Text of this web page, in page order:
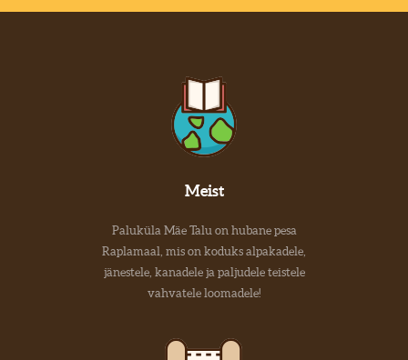
Meist
Paluküla Mäe Talu on hubane pesa
Raplamaal, mis on koduks alpakadele,
jänestele, kanadele ja paljudele teistele
vahvatele loomadele!